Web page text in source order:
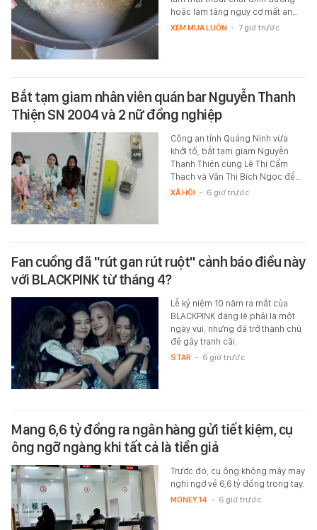
hoặc làm tăng nguy cơ mất an…
XEM MUA LUÔN - 7 giờ trước
Bắt tạm giam nhân viên quán bar Nguyễn Thanh
Thiện SN 2004 và 2 nữ đồng nghiệp
Công an tỉnh Quảng Ninh vừa
khởi tố, bắt tạm giam Nguyễn
Thanh Thiện cùng Lê Thị Cẩm
Thạch và Văn Thị Bích Ngọc để…
XÃ HỘI - 6 giờ trước
Fan cuồng đã "rút gan rút ruột" cảnh báo điều này
với BLACKPINK từ tháng 4?
Lễ kỷ niệm 10 năm ra mắt của
BLACKPINK đáng lẽ phải là một
ngày vui, nhưng đã trở thành chủ
đề gây tranh cãi.
STAR - 6 giờ trước
Mang 6,6 tỷ đồng ra ngân hàng gửi tiết kiệm, cụ
ông ngỡ ngàng khi tất cả là tiền giả
Trước đó, cụ ông không mảy may
nghi ngờ về 6,6 tỷ đồng trong tay.
MONEY.14 - 6 giờ trước